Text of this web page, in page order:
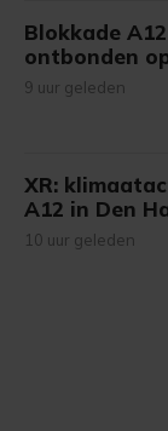
Blokkade
ontbonden
9 uur geleden
XR:
A12 in Den
10 uur geleden